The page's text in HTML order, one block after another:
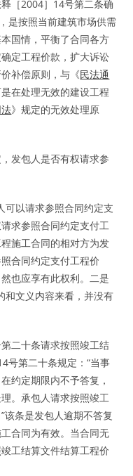
［2004］14号第二条确
是按照当前建筑市场供需
国情，平衡了合同各方
定工程价款，扩大诉讼
补偿原则，与《民法通
在处理无效的建设工程
》规定的无效处理原
发包人是否有权请求参
可以请求参照合同约定支
求参照合同约定支付工
施工合同的相对方为发
合同约定支付工程价
也应享有此权利。二是
和文义内容来看，并没有
二十条请求按照竣工结
号第二十条规定：“当事
约定期限内不予答复，
。承包人请求按照竣工
该条是发包人逾期不答复
合同为有效。当合同无
工结算文件结算工程价